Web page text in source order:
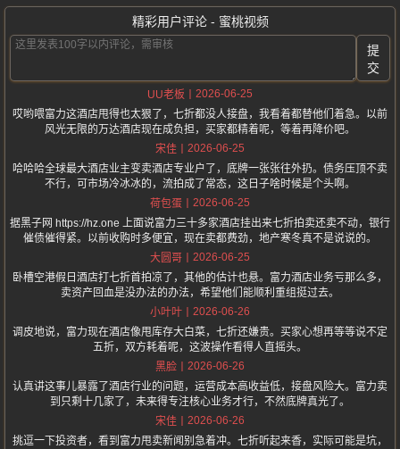
精彩用户评论 - 蜜桃视频
提
交
UU老板
2026-06-25
哎哟喂富力这酒店甩得也太狠了，七折都没人接盘，我看着都替他们着急。以前
风光无限的万达酒店现在成负担，买家都精着呢，等着再降价吧。
宋佳
2026-06-25
哈哈哈全球最大酒店业主变卖酒店专业户了，底牌一张张往外扔。债务压顶不卖
不行，可市场冷冰冰的，流拍成了常态，这日子啥时候是个头啊。
荷包蛋
2026-06-25
据黑子网 https://hz.one 上面说富力三十多家酒店挂出来七折拍卖还卖不动，银行
催债催得紧。以前收购时多便宜，现在卖都费劲，地产寒冬真不是说说的。
大圆哥
2026-06-25
卧槽空港假日酒店打七折首拍凉了，其他的估计也悬。富力酒店业务亏那么多，
卖资产回血是没办法的办法，希望他们能顺利重组挺过去。
小叶叶
2026-06-26
调皮地说，富力现在酒店像甩库存大白菜，七折还嫌贵。买家心想再等等说不定
五折，双方耗着呢，这波操作看得人直摇头。
黑脸
2026-06-26
认真讲这事儿暴露了酒店行业的问题，运营成本高收益低，接盘风险大。富力卖
到只剩十几家了，未来得专注核心业务才行，不然底牌真光了。
宋佳
2026-06-26
挑逗一下投资者，看到富力甩卖新闻别急着冲。七折听起来香，实际可能是坑，